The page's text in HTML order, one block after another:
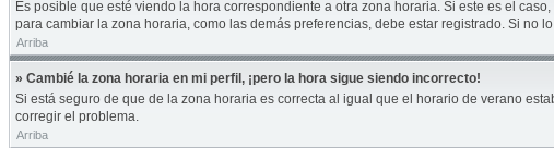
Es posible que esté viendo la hora correspondiente a otra zona horaria. Si este es el
para cambiar la zona horaria, como las demás preferencias, debe estar registrado. Si no
Arriba
» Cambié la zona horaria en mi perfil, ¡pero la hora sigue siendo incorrecto!
Si está seguro de que de la zona horaria es correcta al igual que el horario de verano
corregir el problema.
Arriba